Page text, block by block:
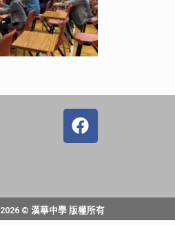
2026 © 漢華中學 版權所有